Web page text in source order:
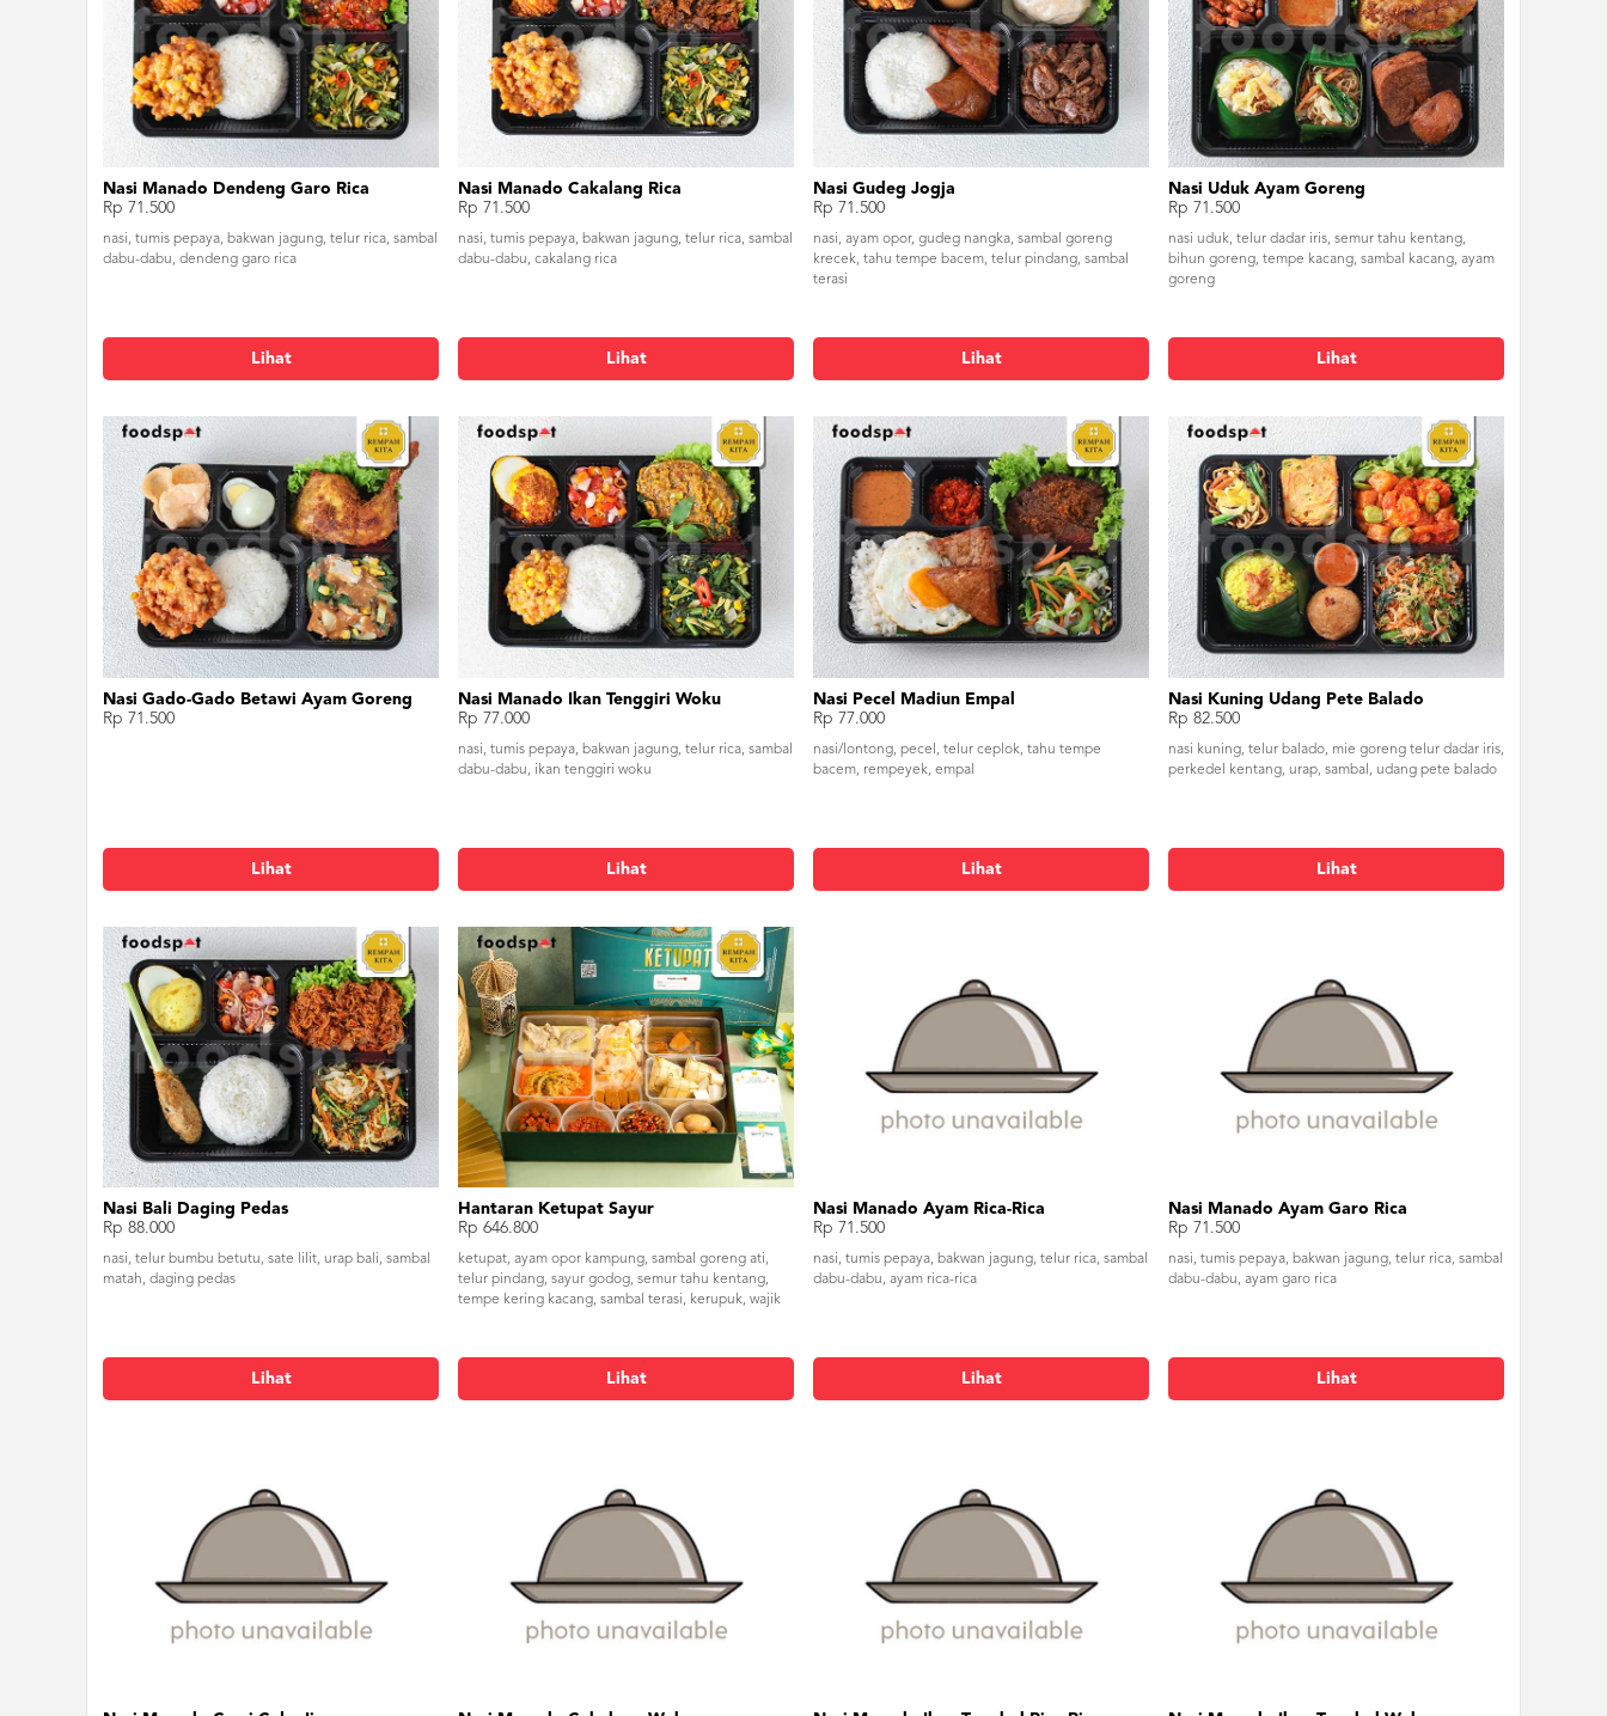
Nasi Manado Dendeng Garo Rica
Rp 71.500
nasi, tumis pepaya, bakwan jagung, telur rica, sambal
dabu-dabu, dendeng garo rica
Lihat
Nasi Manado Cakalang Rica
Rp 71.500
nasi, tumis pepaya, bakwan jagung, telur rica, sambal
dabu-dabu, cakalang rica
Lihat
Nasi Gudeg Jogja
Rp 71.500
nasi, ayam opor, gudeg nangka, sambal goreng
krecek, tahu tempe bacem, telur pindang, sambal
terasi
Lihat
Nasi Uduk Ayam Goreng
Rp 71.500
nasi uduk, telur dadar iris, semur tahu kentang,
bihun goreng, tempe kacang, sambal kacang, ayam
goreng
Lihat
Nasi Gado-Gado Betawi Ayam Goreng
Rp 71.500
Lihat
Nasi Manado Ikan Tenggiri Woku
Rp 77.000
nasi, tumis pepaya, bakwan jagung, telur rica, sambal
dabu-dabu, ikan tenggiri woku
Lihat
Nasi Pecel Madiun Empal
Rp 77.000
nasi/lontong, pecel, telur ceplok, tahu tempe
bacem, rempeyek, empal
Lihat
Nasi Kuning Udang Pete Balado
Rp 82.500
nasi kuning, telur balado, mie goreng telur dadar iris,
perkedel kentang, urap, sambal, udang pete balado
Lihat
Nasi Bali Daging Pedas
Rp 88.000
nasi, telur bumbu betutu, sate lilit, urap bali, sambal
matah, daging pedas
Lihat
Hantaran Ketupat Sayur
Rp 646.800
ketupat, ayam opor kampung, sambal goreng ati,
telur pindang, sayur godog, semur tahu kentang,
tempe kering kacang, sambal terasi, kerupuk, wajik
Lihat
Nasi Manado Ayam Rica-Rica
Rp 71.500
nasi, tumis pepaya, bakwan jagung, telur rica, sambal
dabu-dabu, ayam rica-rica
Lihat
Nasi Manado Ayam Garo Rica
Rp 71.500
nasi, tumis pepaya, bakwan jagung, telur rica, sambal
dabu-dabu, ayam garo rica
Lihat